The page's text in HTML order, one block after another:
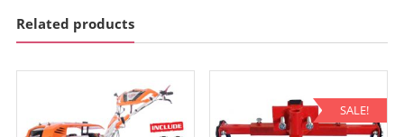
Related products
SALE!